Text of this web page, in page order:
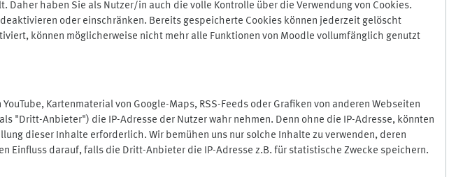
haben Sie als Nutzer/in auch die volle Kontrolle über die Verwendung von Cookies.
oder einschränken. Bereits gespeicherte Cookies können jederzeit gelöscht
können möglicherweise nicht mehr alle Funktionen von Moodle vollumfänglich genutzt
Kartenmaterial von Google-Maps, RSS-Feeds oder Grafiken von anderen Webseiten
"Dritt-Anbieter") die IP-Adresse der Nutzer wahr nehmen. Denn ohne die IP-Adresse, könnten
dieser Inhalte erforderlich. Wir bemühen uns nur solche Inhalte zu verwenden, deren
Einfluss darauf, falls die Dritt-Anbieter die IP-Adresse z.B. für statistische Zwecke speichern.